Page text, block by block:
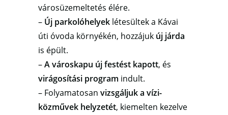
városüzemeltetés élére.
– Új parkolóhelyeklétesültek a Kávai
úti óvoda környékén, hozzájuk új járda
is épült.
–A városkapu új festést kapott, és
virágosítási program indult.
– Folyamatosan vizsgáljuk a vízi-
közművek helyzetét, kiemelten kezelve